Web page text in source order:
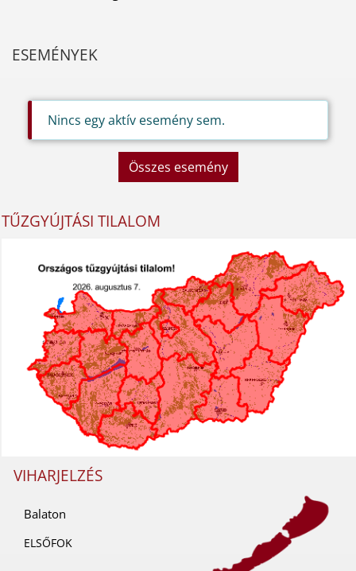
ESEMÉNYEK
Nincs egy aktív esemény sem.
Összes esemény
TŰZGYÚJTÁSI TILALOM
VIHARJELZÉS
Balaton
ELSŐFOK